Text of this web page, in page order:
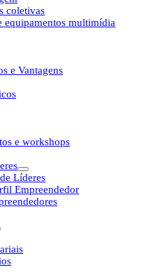
coletivas
equipamentos multimídia
e Vantagens
e workshops
Líderes
Empreendedor